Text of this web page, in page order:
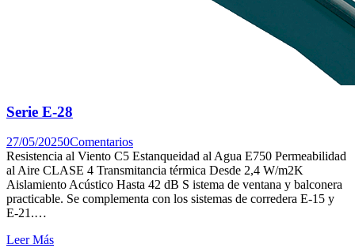
Serie E-28
27/05/20250Comentarios
Resistencia al Viento C5 Estanqueidad al Agua E750 Permeabilidad
al Aire CLASE 4 Transmitancia térmica Desde 2,4 W/m2K
Aislamiento Acústico Hasta 42 dB S istema de ventana y balconera
practicable. Se complementa con los sistemas de corredera E-15 y
E-21.…
Leer Más